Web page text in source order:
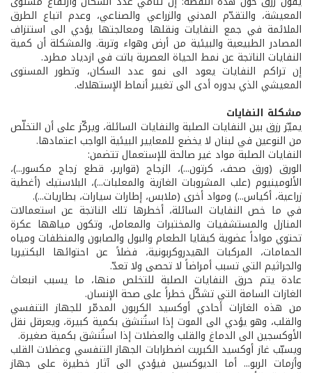
المعيشة، والتقدّم المدني والزراعي والصناعي، وعدم اتباع الطرق
الملائمة في جمع النفايات ونقلها ومعالجتها يؤدي الى استنزاف
المصادر الطبيعية والبيئية من أرض وهواء وتربة. والمشكلة أن كمية
النفايات الناتجة عن نمط الحياة العصرية باتت في ازدياد مطرد.
إن تراكم النفايات يعود الى نمو عدد السكان، وتطور المستوى
المعيشي الذي بدوره أدى الى تغيير أنماط الإستهلاك.
مشكلة النفايات
يميّز رزق بين النفايات الصلبة والنفايات السائلة، ويركّز على أن التخلّص
من النوعين في لبنان لا يخضع للمعايير البيئية الواجب اعتمادها.
النفايات الصلبة مواد غير صالحة للإستعمال تتضمن:
الورق (ورق صحف، كرتون...)، الزجاج (قوارير، قطع زجاج مكسور...)،
الألومينيوم (علب المشروبات الغازية والمعلبات...)، البلاستيك (أغطية
زراعية، أكياس...) ومواد أخرى (ملابس، إطارات سيارات، بطاريات...).
في ما خص النفايات السائلة، أخطرها تلك الناتجة عن استعمالات
المنازل والمستشفيات والمختبرات والمعامل، وتكون مياهها عكرة
تحتوي مواداً عضوية كبقايا الطعام والبول والصابون والمنظفات ومياه
الحمامات، المركبات الهيدروكربونية، فضلاً عن احتوائها البكتيريا
والجراثيم التي تسبب أمراضاً لا تحصى ولا تعدّ.
عادة يتم حرق النفايات الصلبة للتخلص منها، ما يسبب انبعاث
الغازات السامة التي تشكّل خطراً على صحة الإنسان.
من هذه الغازات أحادي أوكسيد الكربون المدمّر للجهاز التنفسي
والقلب، وهو يؤدي الى الموت إذا استُنشق بكمية كبيرة، ويعرقل نقل
الأوكسجين الى الدماغ والقلب والعضلات إذا استُنشق بكمية صغيرة.
ويسبّب غاز أوكسيد الكبريت اضطرابات الجهاز التنفسي وعضلات القلب
وأزمات الربو... أما الديوكسين فيؤدي الى آثار خطيرة على جهاز